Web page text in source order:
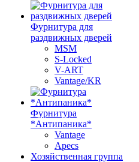
Фурнитура для
раздвижных дверей
MSM
S-Locked
V-ART
Vantage/KR
Фурнитура
*Антипаника*
Vantage
Apecs
Хозяйственная группа